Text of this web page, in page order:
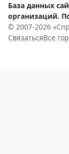
База данных
организаций.
© 2007-2026
СвязатьсяВсе